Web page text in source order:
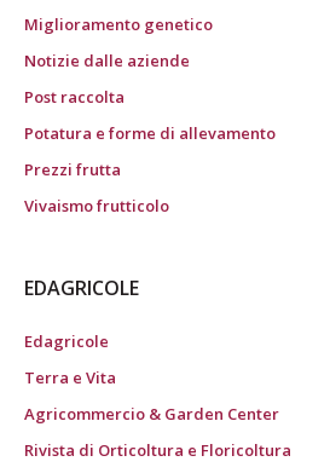
Miglioramento genetico
Notizie dalle aziende
Post raccolta
Potatura e forme di allevamento
Prezzi frutta
Vivaismo frutticolo
EDAGRICOLE
Edagricole
Terra e Vita
Agricommercio & Garden Center
Rivista di Orticoltura e Floricoltura